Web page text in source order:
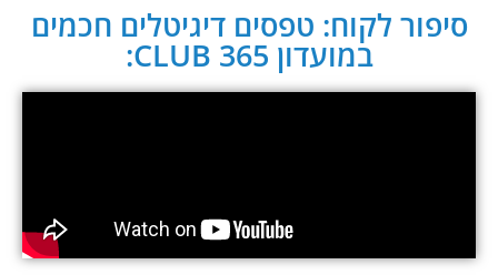
סיפור לקוח: טפסים דיגיטלים חכמים
במועדון CLUB 365: